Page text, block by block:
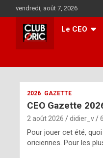
to
content
vendredi, août 7, 2026
Le CEO
2026 GAZETTE
CEO Gazette
2 août 2026 didier_v
Pour jouer cet été,
oriciennes. Pour les